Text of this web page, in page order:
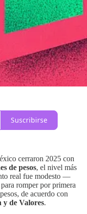
Suscribirse
cerraron 2025 con
de pesos, el nivel más
real fue modesto —
romper por primera
de acuerdo con
y de Valores.